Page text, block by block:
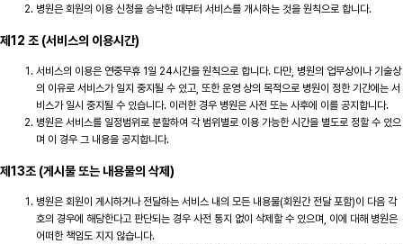
병원은 회원의 이용 신청을 승낙한 때부터 서비스를 개시하는 것을 원칙으로 합니다.
제12 조 (서비스의 이용시간)
서비스의 이용은 연중무휴 1일 24시간을 원칙으로 합니다. 다만, 병원의 업무상이나 기술상
의 이유로 서비스가 일지 중지될 수 있고, 또한 운영 상의 목적으로 병원이 정한 기간에는 서
비스가 일시 중지될 수 있습니다. 이러한 경우 병원은 사전 또는 사후에 이를 공지합니다.
병원은 서비스를 일정범위로 분할하여 각 범위별로 이용 가능한 시간을 별도로 정할 수 있으
며 이 경우 그 내용을 공지합니다.
제13조 (게시물 또는 내용물의 삭제)
병원은 회원이 게시하거나 전달하는 서비스 내의 모든 내용물(회원간 전달 포함)이 다음 각
호의 경우에 해당한다고 판단되는 경우 사전 통지 없이 삭제할 수 있으며, 이에 대해 병원은
어떠한 책임도 지지 않습니다.